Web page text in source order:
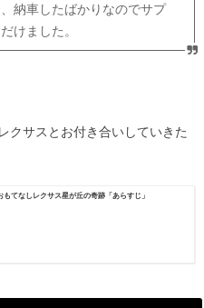
納車したばかりなのでサプ
けました。
クサスとお付き合いしていきた
もてなしレクサス星が丘の奇跡「あらすじ」